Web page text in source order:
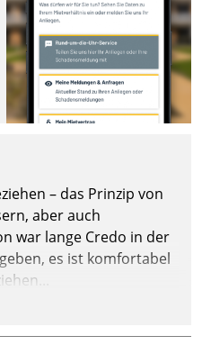
– das Prinzip von
aber auch
war lange Credo in der
es ist komfortabel